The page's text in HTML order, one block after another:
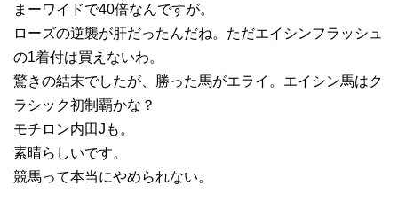
まーワイドで40倍なんですが。
ローズの逆襲が肝だったんだね。ただエイシンフラッシュ
の1着付は買えないわ。
驚きの結末でしたが、勝った馬がエライ。エイシン馬はク
ラシック初制覇かな？
モチロン内田Jも。
素晴らしいです。
競馬って本当にやめられない。